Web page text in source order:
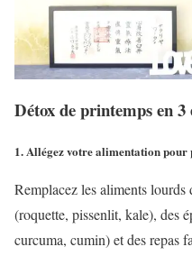
Détox de printemps en 3
1. Allégez votre alimentation pour
Remplacez les aliments lourds
(roquette, pissenlit, kale), des
curcuma, cumin) et des repas